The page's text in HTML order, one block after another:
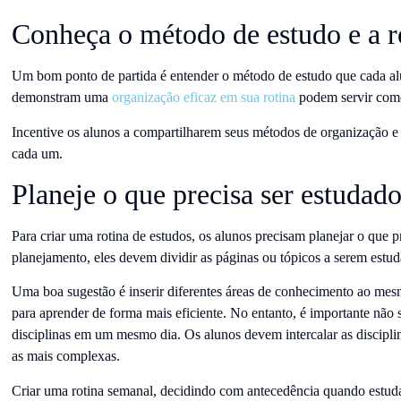
Conheça o método de estudo e a
Um bom ponto de partida é entender o método de estudo que cada
demonstram uma organização eficaz em sua rotina podem servir
Incentive os alunos a compartilharem seus métodos de organização
cada um.
Planeje o que precisa ser estudado
Para criar uma rotina de estudos, os alunos precisam planejar o que
planejamento, eles devem dividir as páginas ou tópicos a serem
Uma boa sugestão é inserir diferentes áreas de conhecimento ao
para aprender de forma mais eficiente. No entanto, é importante não
disciplinas em um mesmo dia. Os alunos devem intercalar as
as mais complexas.
Criar uma rotina semanal, decidindo com antecedência quando